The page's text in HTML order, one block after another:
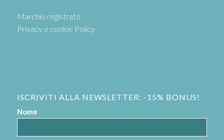
Marchio registrato
Privacy e cookie Policy
ISCRIVITI ALLA NEWSLETTER: -15% BONUS!
Nome